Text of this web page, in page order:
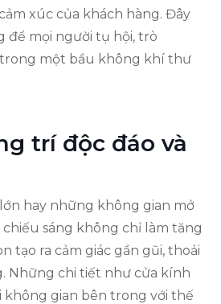
xúc của khách hàng. Đây
để mọi người tụ hội, trò
một bầu không khí thư
trí độc đáo và
hay những không gian mở
sáng không chỉ làm tăng
tạo ra cảm giác gần gũi, thoải
Những chi tiết như cửa kính
không gian bên trong với thế